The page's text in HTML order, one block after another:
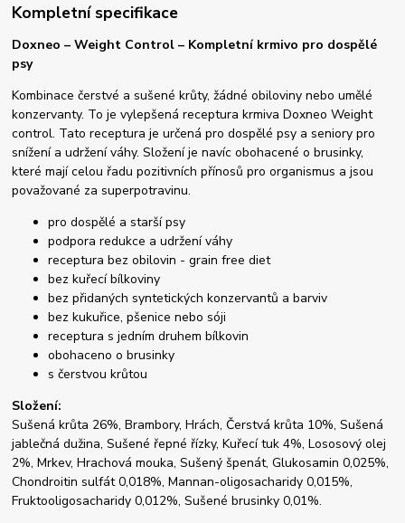
Kompletní specifikace
Doxneo – Weight Control – Kompletní krmivo pro dospělé
psy
Kombinace čerstvé a sušené krůty, žádné obiloviny nebo umělé
konzervanty. To je vylepšená receptura krmiva Doxneo Weight
control. Tato receptura je určená pro dospělé psy a seniory pro
snížení a udržení váhy. Složení je navíc obohacené o brusinky,
které mají celou řadu pozitivních přínosů pro organismus a jsou
považované za superpotravinu.
pro dospělé a starší psy
podpora redukce a udržení váhy
receptura bez obilovin - grain free diet
bez kuřecí bílkoviny
bez přidaných syntetických konzervantů a barviv
bez kukuřice, pšenice nebo sóji
receptura s jedním druhem bílkovin
obohaceno o brusinky
s čerstvou krůtou
Složení:
Sušená krůta 26%, Brambory, Hrách, Čerstvá krůta 10%, Sušená
jablečná dužina, Sušené řepné řízky, Kuřecí tuk 4%, Lososový olej
2%, Mrkev, Hrachová mouka, Sušený špenát, Glukosamin 0,025%,
Chondroitin sulfát 0,018%, Mannan-oligosacharidy 0,015%,
Fruktooligosacharidy 0,012%, Sušené brusinky 0,01%.